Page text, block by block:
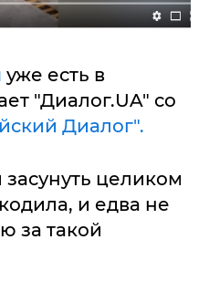
уже есть в
"Диалог.UA" со
Диалог".
целиком
и едва не
за такой